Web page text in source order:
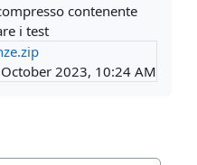
contenente
i test
2023, 10:24 AM